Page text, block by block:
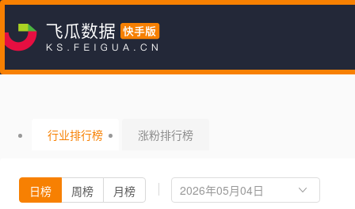
行业排行榜 涨粉排行榜
日榜 周榜 月榜